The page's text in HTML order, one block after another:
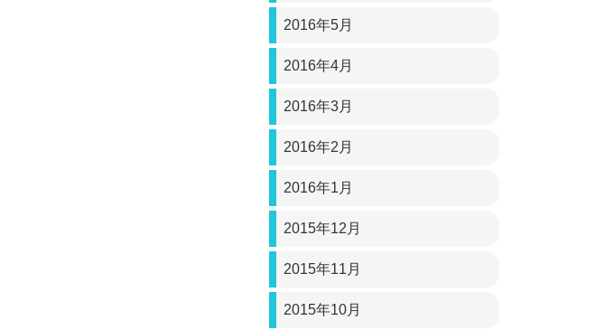
2016年5月
2016年4月
2016年3月
2016年2月
2016年1月
2015年12月
2015年11月
2015年10月